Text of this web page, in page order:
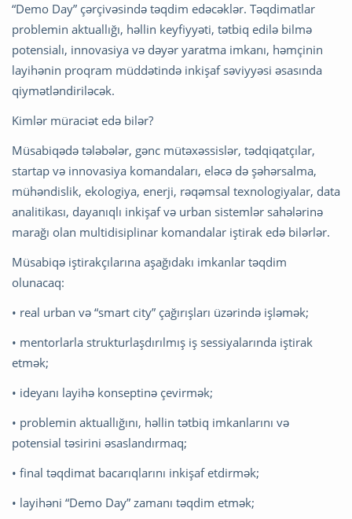
“Demo Day” çərçivəsində təqdim edəcəklər. Təqdimatlar
problemin aktuallığı, həllin keyfiyyəti, tətbiq edilə bilmə
potensialı, innovasiya və dəyər yaratma imkanı, həmçinin
layihənin proqram müddətində inkişaf səviyyəsi əsasında
qiymətləndiriləcək.
Kimlər müraciət edə bilər?
Müsabiqədə tələbələr, gənc mütəxəssislər, tədqiqatçılar,
startap və innovasiya komandaları, eləcə də şəhərsalma,
mühəndislik, ekologiya, enerji, rəqəmsal texnologiyalar, data
analitikası, dayanıqlı inkişaf və urban sistemlər sahələrinə
marağı olan multidisiplinar komandalar iştirak edə bilərlər.
Müsabiqə iştirakçılarına aşağıdakı imkanlar təqdim
olunacaq:
• real urban və “smart city” çağırışları üzərində işləmək;
• mentorlarla strukturlaşdırılmış iş sessiyalarında iştirak
etmək;
• ideyanı layihə konseptinə çevirmək;
• problemin aktuallığını, həllin tətbiq imkanlarını və
potensial təsirini əsaslandırmaq;
• final təqdimat bacarıqlarını inkişaf etdirmək;
• layihəni “Demo Day” zamanı təqdim etmək;